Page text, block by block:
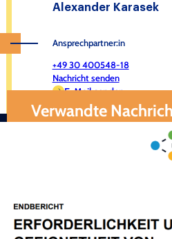
Alexander Karasek
Ansprechpartner:in
+49 30 400548-18
Nachricht senden
E-Mail senden
Verwandte